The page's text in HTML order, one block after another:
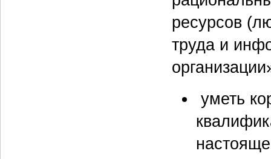
ресурсов
труда и
уметь